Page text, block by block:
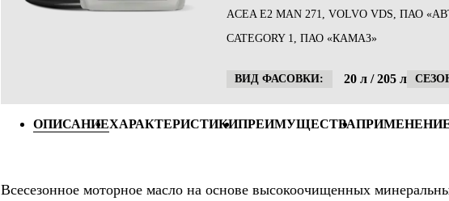
ACEA E2 MAN 271, VOLVO VDS, ПАО
CATEGORY 1, ПАО «КАМАЗ»
ВИД ФАСОВКИ: 20 л / 205 л
ОПИСАНИЕХАРАКТЕРИСТИКИПРЕИМУЩЕСТВА
Всесезонное моторное масло на основе высокоочищенных